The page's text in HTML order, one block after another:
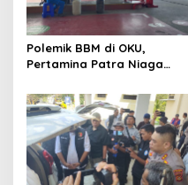
Polemik BBM di OKU,
Pertamina Patra Niaga
Optimalkan Penyaluran
BBM Subsidi dan Perkuat
Pengawasan di Kabupaten
Ogan Komering Ulu